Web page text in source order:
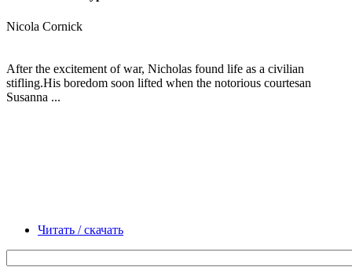
Nicola Cornick
After the excitement of war, Nicholas found life as a civilian
stifling.His boredom soon lifted when the notorious courtesan
Susanna ...
Читать / скачать